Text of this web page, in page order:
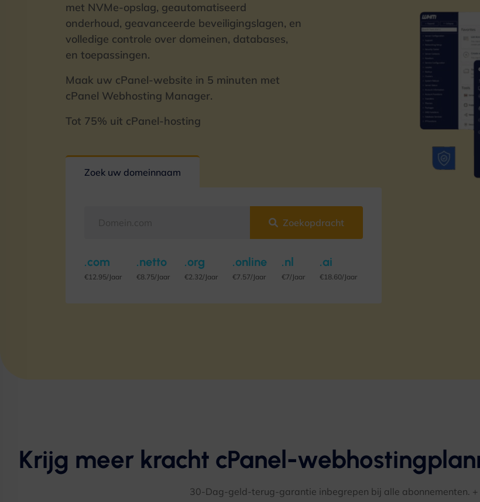
met NVMe-opslag, geautomatiseerd
onderhoud, geavanceerde beveiligingslagen, en
volledige controle over domeinen, databases,
en toepassingen.
Maak uw cPanel-website in 5 minuten met
cPanel Webhosting Manager.
Tot 75% uit cPanel-hosting
Zoek uw domeinnaam
Zoekopdracht
.com
€12.95/Jaar
.netto
€8.75/Jaar
.org
€2.32/Jaar
.online
€7.57/Jaar
.nl
€7/Jaar
.ai
€18.60/Jaar
Krijg meer kracht cPanel-
30-Dag-geld-terug-garantie inbegrepen bij alle abonnementen.